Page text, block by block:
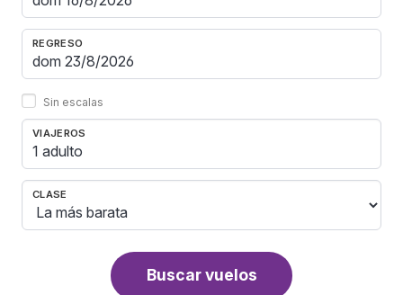
REGRESO
Sin escalas
VIAJEROS
1 adulto
CLASE
Buscar vuelos